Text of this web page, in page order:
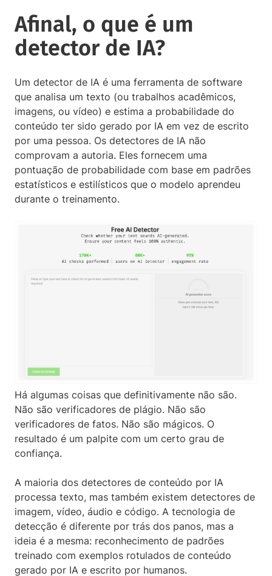
Afinal, o que é um
detector de IA?
Um detector de IA é uma ferramenta de software
que analisa um texto (ou trabalhos acadêmicos,
imagens, ou vídeo) e estima a probabilidade do
conteúdo ter sido gerado por IA em vez de escrito
por uma pessoa. Os detectores de IA não
comprovam a autoria. Eles fornecem uma
pontuação de probabilidade com base em padrões
estatísticos e estilísticos que o modelo aprendeu
durante o treinamento.
Há algumas coisas que definitivamente não são.
Não são verificadores de plágio. Não são
verificadores de fatos. Não são mágicos. O
resultado é um palpite com um certo grau de
confiança.
A maioria dos detectores de conteúdo por IA
processa texto, mas também existem detectores de
imagem, vídeo, áudio e código. A tecnologia de
detecção é diferente por trás dos panos, mas a
ideia é a mesma: reconhecimento de padrões
treinado com exemplos rotulados de conteúdo
gerado por IA e escrito por humanos.